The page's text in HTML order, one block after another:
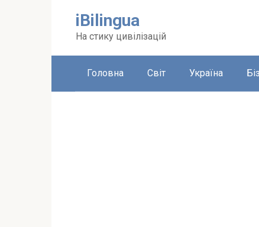
iBilingua
На стику цивілізацій
Головна Світ Україна